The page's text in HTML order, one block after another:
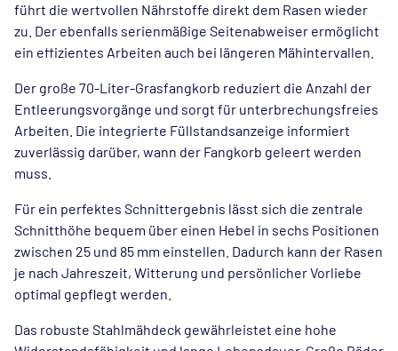
führt die wertvollen Nährstoffe direkt dem Rasen wieder
zu. Der ebenfalls serienmäßige Seitenabweiser ermöglicht
ein effizientes Arbeiten auch bei längeren Mähintervallen.
Der große 70-Liter-Grasfangkorb reduziert die Anzahl der
Entleerungsvorgänge und sorgt für unterbrechungsfreies
Arbeiten. Die integrierte Füllstandsanzeige informiert
zuverlässig darüber, wann der Fangkorb geleert werden
muss.
Für ein perfektes Schnittergebnis lässt sich die zentrale
Schnitthöhe bequem über einen Hebel in sechs Positionen
zwischen 25 und 85 mm einstellen. Dadurch kann der Rasen
je nach Jahreszeit, Witterung und persönlicher Vorliebe
optimal gepflegt werden.
Das robuste Stahlmähdeck gewährleistet eine hohe